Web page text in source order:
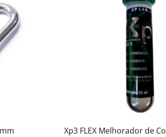
Xp3 FLEX Melhorador de